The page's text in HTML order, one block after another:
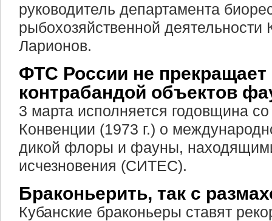
руководитель департамента
рыбохозяйственной деятельности
Ларионов.
ФТС России не прекращает
контрабандой объектов
3 марта исполняется годовщина
Конвенции (1973 г.) о
дикой флоры и фауны,
исчезновения (СИТЕС).
Браконьерить, так с
Кубанские браконьеры ставят